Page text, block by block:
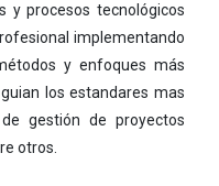
y procesos tecnológicos
implementando
y enfoques más
los estandares mas
gestión de proyectos
otros.